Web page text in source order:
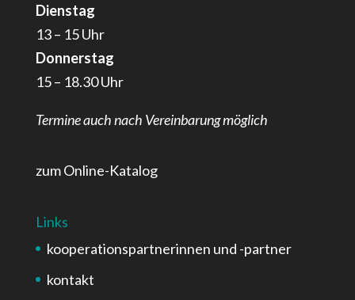
Dienstag
13 – 15 Uhr
Donnerstag
15 – 18.30 Uhr
Termine auch nach Vereinbarung möglich
zum Online-Katalog
Links
kooperationspartnerinnen und -partner
kontakt